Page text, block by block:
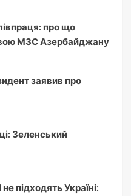
про що
МЗС Азербайджану
заявив про
Зеленський
підходять Україні: